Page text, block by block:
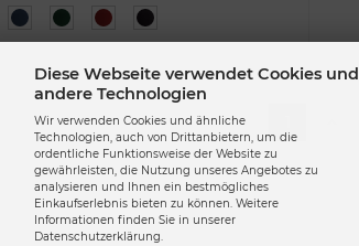
Diese Webseite verwendet Cookies und
andere Technologien
Wir verwenden Cookies und ähnliche
Technologien, auch von Drittanbietern, um die
ordentliche Funktionsweise der Website zu
gewährleisten, die Nutzung unseres Angebotes zu
analysieren und Ihnen ein bestmögliches
Einkaufserlebnis bieten zu können. Weitere
Informationen finden Sie in unserer
Datenschutzerklärung.